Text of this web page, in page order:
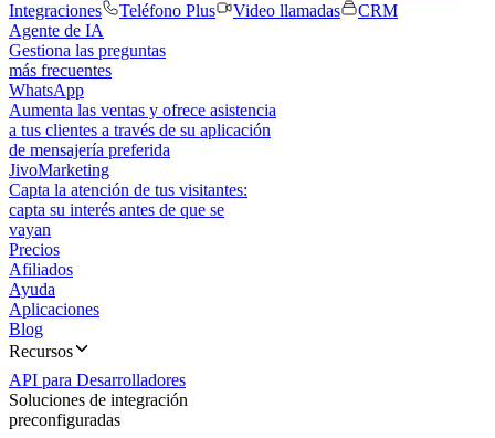
Integraciones
Teléfono Plus Video llamadas
CRM
Agente de IA
Gestiona las preguntas
más frecuentes
WhatsApp
Aumenta las ventas y ofrece asistencia
a tus clientes a través de su aplicación
de mensajería preferida
JivoMarketing
Capta la atención de tus visitantes:
capta su interés antes de que se
vayan
Precios
Afiliados
Ayuda
Aplicaciones
Blog
Recursos
API para Desarrolladores
Soluciones de integración
preconfiguradas